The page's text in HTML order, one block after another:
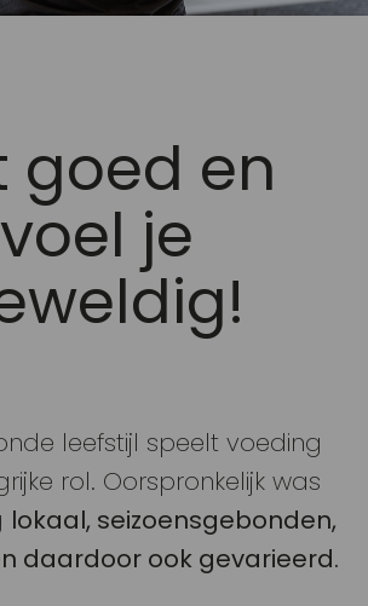
goed en
voel je
leefstijl speelt voeding
rol. Oorspronkelijk was
lokaal, seizoensgebonden,
daardoor ook gevarieerd.